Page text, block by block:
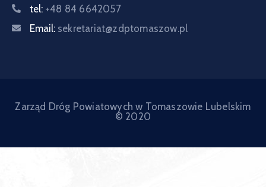
tel: +48 84 6642057
Email: sekretariat@zdptomaszow.pl
Zarząd Dróg Powiatowych w Tomaszowie Lubelskim
© 2020